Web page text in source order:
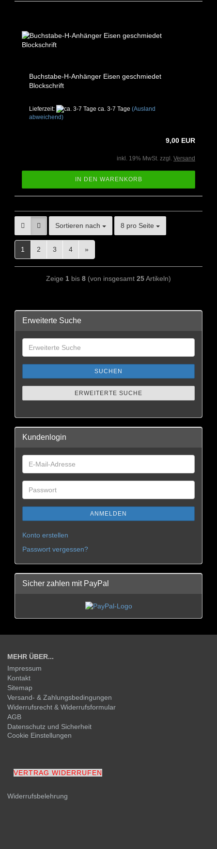
Buchstabe-H-Anhänger Eisen geschmiedet
Blockschrift
Lieferzeit: ca. 3-7 Tage (Ausland
abweichend)
9,00 EUR
inkl. 19% MwSt. zzgl. Versand
IN DEN WARENKORB
Sortieren nach 8 pro Seite
1 2 3 4 »
Zeige 1 bis 8 (von insgesamt 25Artikeln)
Erweiterte Suche
SUCHEN
ERWEITERTE SUCHE
Kundenlogin
ANMELDEN
Konto erstellen
Passwort vergessen?
Sicher zahlen mit PayPal
MEHR ÜBER...
Impressum
Kontakt
Sitemap
Versand- & Zahlungsbedingungen
Widerrufsrecht & Widerrufsformular
AGB
Datenschutz und Sicherheit
Cookie Einstellungen
VERTRAG WIDERRUFEN
Widerrufsbelehrung